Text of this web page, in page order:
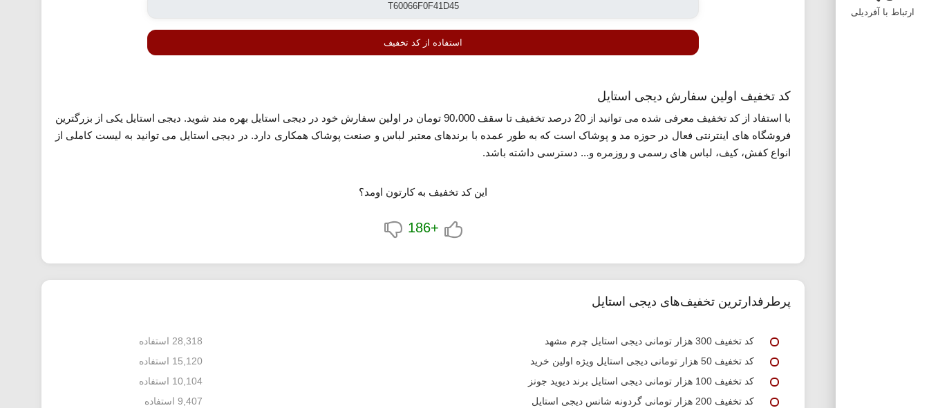
ارتباط با آفردیلی
استفاده از کد تخفیف
کد تخفیف اولین سفارش دیجی استایل
با استفاد از کد تخفیف معرفی شده می توانید از 20 درصد تخفیف تا سقف 90،000 تومان در اولین سفارش خود در دیجی استایل بهره مند شوید. دیجی استایل یکی از بزرگترین
فروشگاه های اینترنتی فعال در حوزه مد و پوشاک است که به طور عمده با برندهای معتبر لباس و صنعت پوشاک همکاری دارد. در دیجی استایل می توانید به لیست کاملی از
انواع کفش، کیف، لباس های رسمی و روزمره و... دسترسی داشته باشد.
این کد تخفیف به کارتون اومد؟
+186
پرطرفدارترین تخفیف‌های دیجی استایل
کد تخفیف 300 هزار تومانی دیجی استایل چرم مشهد
28,318 استفاده
کد تخفیف 50 هزار تومانی دیجی استایل ویژه اولین خرید
15,120 استفاده
کد تخفیف 100 هزار تومانی دیجی استایل برند دیوید جونز
10,104 استفاده
کد تخفیف 200 هزار تومانی گردونه شانس دیجی استایل
9,407 استفاده